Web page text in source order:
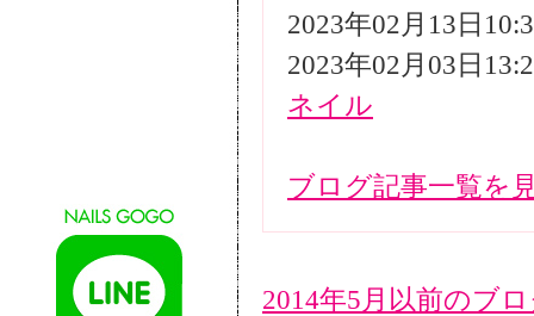
2023年02月13日
2023年02月03日
ネイル
ブログ記事一覧を
2014年5月以前のブ